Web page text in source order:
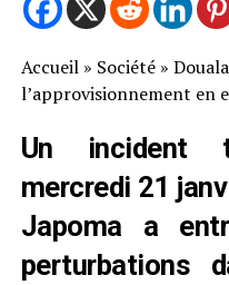
Accueil» Société»
l’approvisionnement en
Un incident
mercredi 21
Japoma a
perturbations